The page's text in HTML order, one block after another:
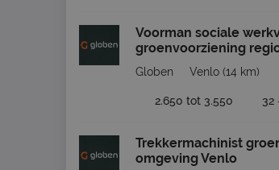
Voorman sociale
groenvoorziening
Globen Venlo (14 km)
2.650 tot 3.550 32
Trekkermachinist
omgeving Venlo